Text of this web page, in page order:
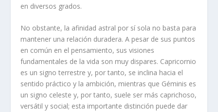
en diversos grados.
No obstante, la afinidad astral por sí sola no basta para
mantener una relación duradera. A pesar de sus puntos
en común en el pensamiento, sus visiones
fundamentales de la vida son muy dispares. Capricornio
es un signo terrestre y, por tanto, se inclina hacia el
sentido práctico y la ambición, mientras que Géminis es
un signo celeste y, por tanto, suele ser más caprichoso,
versátil y social; esta importante distinción puede dar